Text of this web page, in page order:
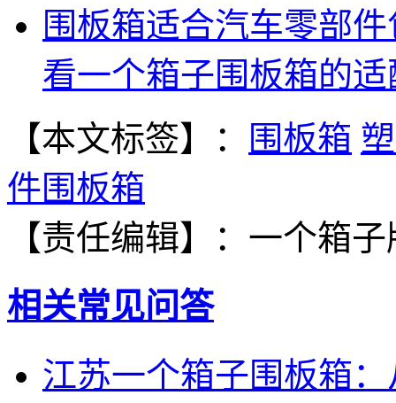
围板箱适合汽车零部
看一个箱子围板箱的适
【本文标签】：
围板箱
件围板箱
【责任编辑】： 一个箱子
相关常见问答
江苏一个箱子围板箱